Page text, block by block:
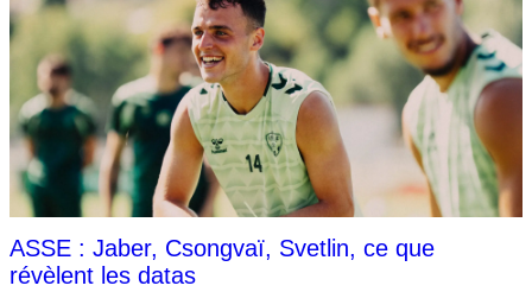
ASSE : Jaber, Csongvaï, Svetlin, ce que
révèlent les datas